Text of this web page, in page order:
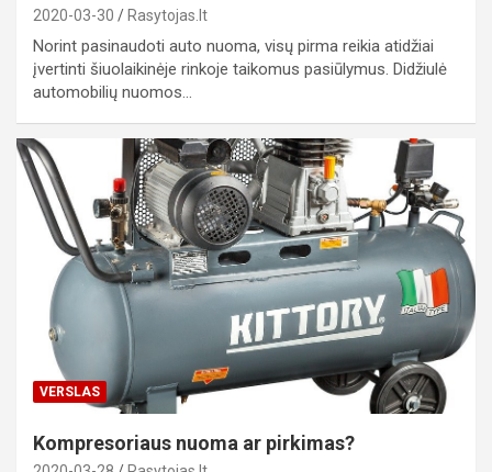
2020-03-30 Rasytojas.lt
Norint pasinaudoti auto nuoma, visų pirma reikia atidžiai
įvertinti šiuolaikinėje rinkoje taikomus pasiūlymus. Didžiulė
automobilių nuomos…
VERSLAS
Kompresoriaus nuoma ar pirkimas?